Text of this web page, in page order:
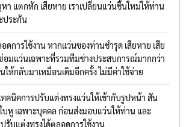
แตกหัก เสียหาย เราเปลี่ยนแว่นชิ้นใหม่ให้ท่าน
ประกัน
การใช้งาน หากแว่นของท่านชำรุด เสียหาย เสีย
อมแว่นเฉพาะที่รวมทีมช่างประสบการณ์มากกว่า
ห้กลับมาเหมือนเดิมอีกครั้ง ไม่มีค่าใช้จ่าย
ทคนิคการปรับแต่งทรงแว่นให้เข้ากับรูปหน้า สัน
บหู เฉพาะบุคคล ก่อนส่งมอบแว่นให้ท่าน และ
รับแต่งทรงได้ตลอดการใช้งาน